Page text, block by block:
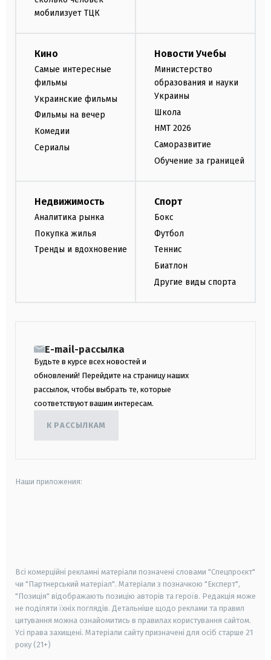
мобилизует ТЦК
Кино
Самые интересные
фильмы
Украинские фильмы
Фильмы на вечер
Комедии
Сериалы
Новости Учебы
Министерство
образования и науки
Украины
Школа
НМТ 2026
Саморазвитие
Обучение за границей
Недвижимость
Аналитика рынка
Покупка жилья
Тренды и вдохновение
Спорт
Бокс
Футбол
Теннис
Биатлон
Другие виды спорта
E-mail-рассылка
Будьте в курсе всех новостей и
обновлений! Перейдите на страницу наших
рассылок, чтобы выбрать те, которые
соответствуют вашим интересам.
К РАССЫЛКАМ
Наши приложения:
Всі комерційні рекламні матеріали позначені словами "Спецпроєкт"
чи "Партнерський матеріал". Матеріали з позначкою "Експерт",
"Позиція" відображають позицію авторів та героїв. Редакція може
не поділяти їхніх поглядів. Детальніше щодо реклами та правил
цитування можна ознайомитись в правилах користування сайтом.
Усі права захищені. Матеріали сайту призначені для осіб старше 21
року (21+)